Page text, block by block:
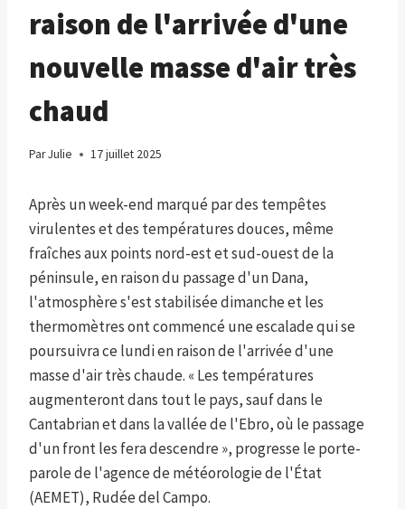
raison de l'arrivée d'une
nouvelle masse d'air très
chaud
ParJulie 17 juillet 2025
Après un week-end marqué par des tempêtes
virulentes et des températures douces, même
fraîches aux points nord-est et sud-ouest de la
péninsule, en raison du passage d'un Dana,
l'atmosphère s'est stabilisée dimanche et les
thermomètres ont commencé une escalade qui se
poursuivra ce lundi en raison de l'arrivée d'une
masse d'air très chaude. « Les températures
augmenteront dans tout le pays, sauf dans le
Cantabrian et dans la vallée de l'Ebro, où le passage
d'un front les fera descendre », progresse le porte-
parole de l'agence de météorologie de l'État
(AEMET), Rudée del Campo.